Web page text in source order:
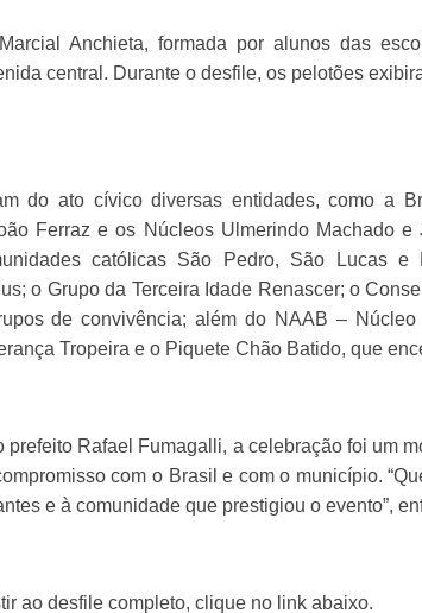
Anchieta, formada por alunos das
central. Durante o desfile, os pelotões
do ato cívico diversas entidades, como a
Ferraz e os Núcleos Ulmerindo Machado
católicas São Pedro, São Lucas
o Grupo da Terceira Idade Renascer; o
de convivência; além do NAAB –
Tropeira e o Piquete Chão Batido, que
prefeito Rafael Fumagalli, a celebração foi um
com o Brasil e com o município.
e à comunidade que prestigiou o evento”,
ao desfile completo, clique no link abaixo.